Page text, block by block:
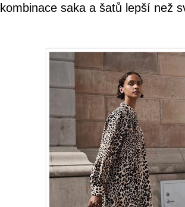
kombinace saka a šatů lepší než